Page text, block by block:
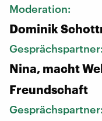
Moderation:
Dominik
Gesprächspartner:
Nina, macht
Freundschaft
Gesprächspartner: